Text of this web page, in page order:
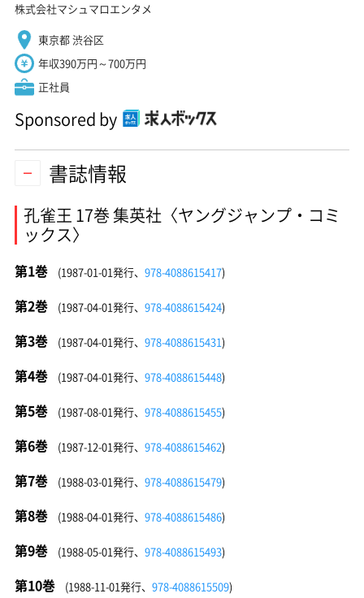
株式会社マシュマロエンタメ
東京都 渋谷区
年収390万円～700万円
正社員
Sponsored by
書誌情報
孔雀王 17巻 集英社〈ヤングジャンプ・コミ
ックス〉
第1巻 (1987-01-01発行、 978-4088615417)
第2巻 (1987-04-01発行、 978-4088615424)
第3巻 (1987-04-01発行、 978-4088615431)
第4巻 (1987-04-01発行、 978-4088615448)
第5巻 (1987-08-01発行、 978-4088615455)
第6巻 (1987-12-01発行、 978-4088615462)
第7巻 (1988-03-01発行、 978-4088615479)
第8巻 (1988-04-01発行、 978-4088615486)
第9巻 (1988-05-01発行、 978-4088615493)
第10巻 (1988-11-01発行、 978-4088615509)